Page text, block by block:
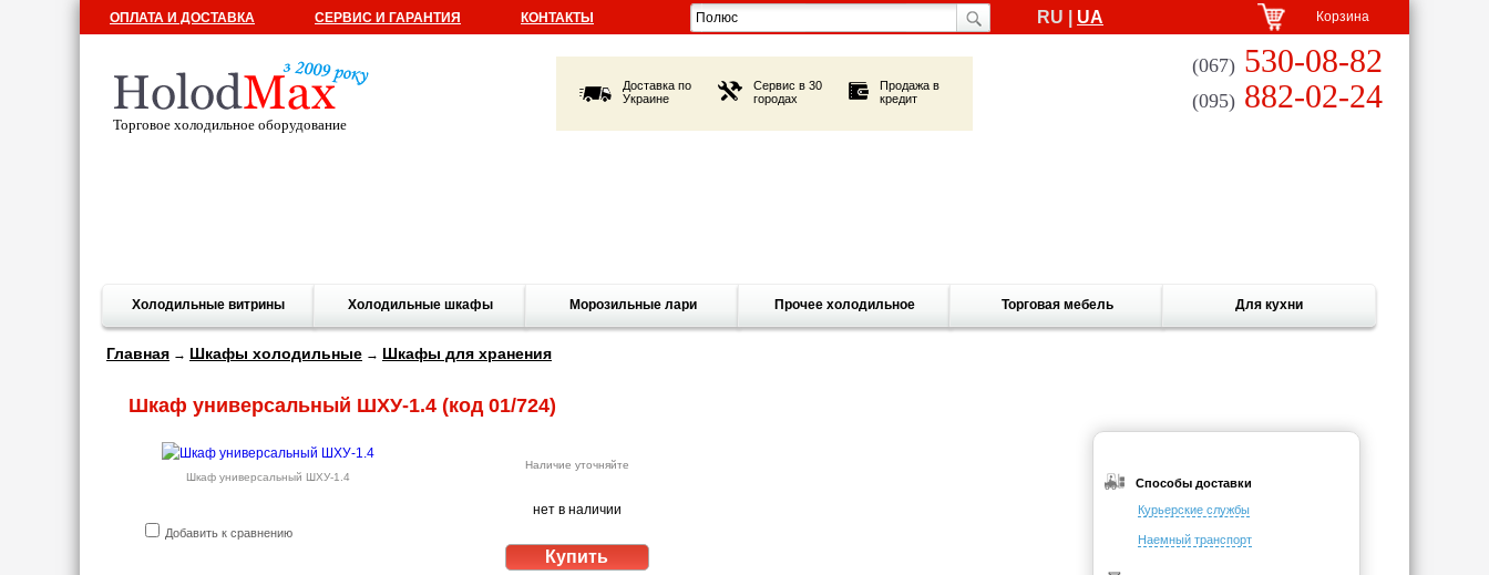
ОПЛАТА И ДОСТАВКА СЕРВИС И ГАРАНТИЯ КОНТАКТЫ RU | UA Корзина
Торговое холодильное оборудование
Доставка по
Украине
Сервис в 30
городах
Продажа в
кредит
(067) 530-08-82
(095) 882-02-24
Холодильные витрины Холодильные шкафы Морозильные лари Прочее холодильное Торговая мебель Для кухни
Главная → Шкафы холодильные → Шкафы для хранения
Шкаф универсальный ШХУ-1.4 (код 01/724)
Шкаф универсальный ШХУ-1.4
Добавить к сравнению
Наличие уточняйте
нет в наличии
Способы доставки
Курьерские службы
Наемный транспорт